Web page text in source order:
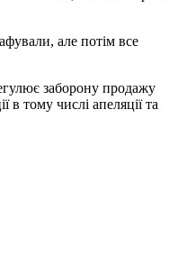
але потім все
заборону продажу
в тому числі апеляції та